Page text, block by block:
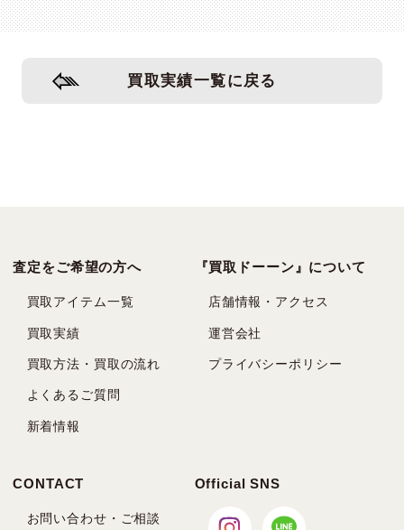
買取実績一覧に戻る
査定をご希望の方へ
買取アイテム一覧
買取実績
買取方法・買取の流れ
よくあるご質問
新着情報
『買取ドーーン』について
店舗情報・アクセス
運営会社
プライバシーポリシー
CONTACT
お問い合わせ・ご相談
Official SNS